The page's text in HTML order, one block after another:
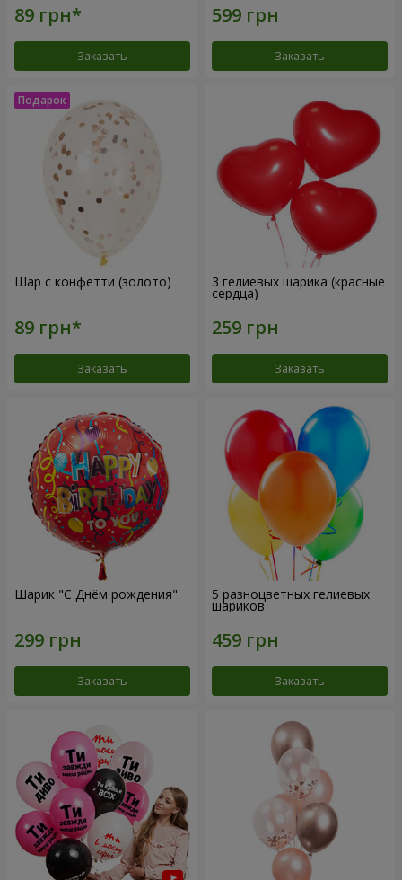
Заказать Заказать
Шар с конфетти (золото)
Заказать
3 гелиевых шарика (красные
сердца)
Заказать
Шарик "С Днём рождения"
Заказать
5 разноцветных гелиевых
шариков
Заказать